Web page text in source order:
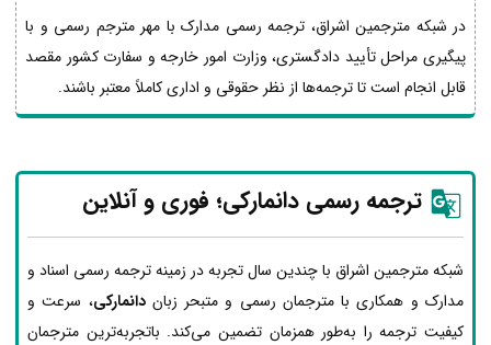
در شبکه مترجمین اشراق، ترجمه رسمی مدارک با مهر مترجم رسمی و با
پیگیری مراحل تأیید دادگستری، وزارت امور خارجه و سفارت کشور مقصد
قابل انجام است تا ترجمه‌ها از نظر حقوقی و اداری کاملاً معتبر باشند.
ترجمه رسمی دانمارکی؛ فوری و آنلاین
شبکه مترجمین اشراق با چندین سال تجربه در زمینه ترجمه رسمی اسناد و
مدارک و همکاری با مترجمان رسمی و متبحر زباندانمارکی، سرعت و
کیفیت ترجمه را به‌طور همزمان تضمین می‌کند. باتجربه‌ترین مترجمان